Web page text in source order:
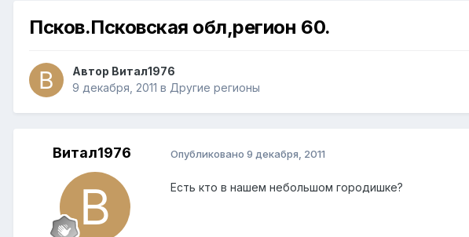
Псков.Псковская обл,регион 60.
Автор Витал1976
9 декабря, 2011 в Другие регионы
Витал1976 Опубликовано 9 декабря, 2011
Есть кто в нашем небольшом городишке?